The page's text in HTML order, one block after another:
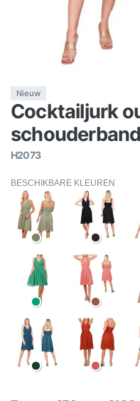
Nieuw
Cocktailjurk
H2073
BESCHIKBARE KLEUREN